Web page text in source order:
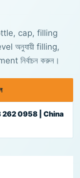
cap, filling
অনুযায়ী filling,
নির্বাচন করুন।
262 0958 | China